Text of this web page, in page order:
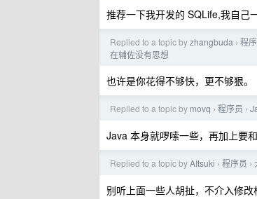
推荐一下我开发的 SQLife,我自己
Replied to a topic byzhangbuda › 程
在辅佐没有思想
也许是你花得不够快，更不够狠。
Replied to a topic by movq › 程序员 ›
Java 本身就啰嗦一些，再加上要
Replied to a topic byAItsuki › 程序员 ›
别听上面一些人胡扯，不介入修改